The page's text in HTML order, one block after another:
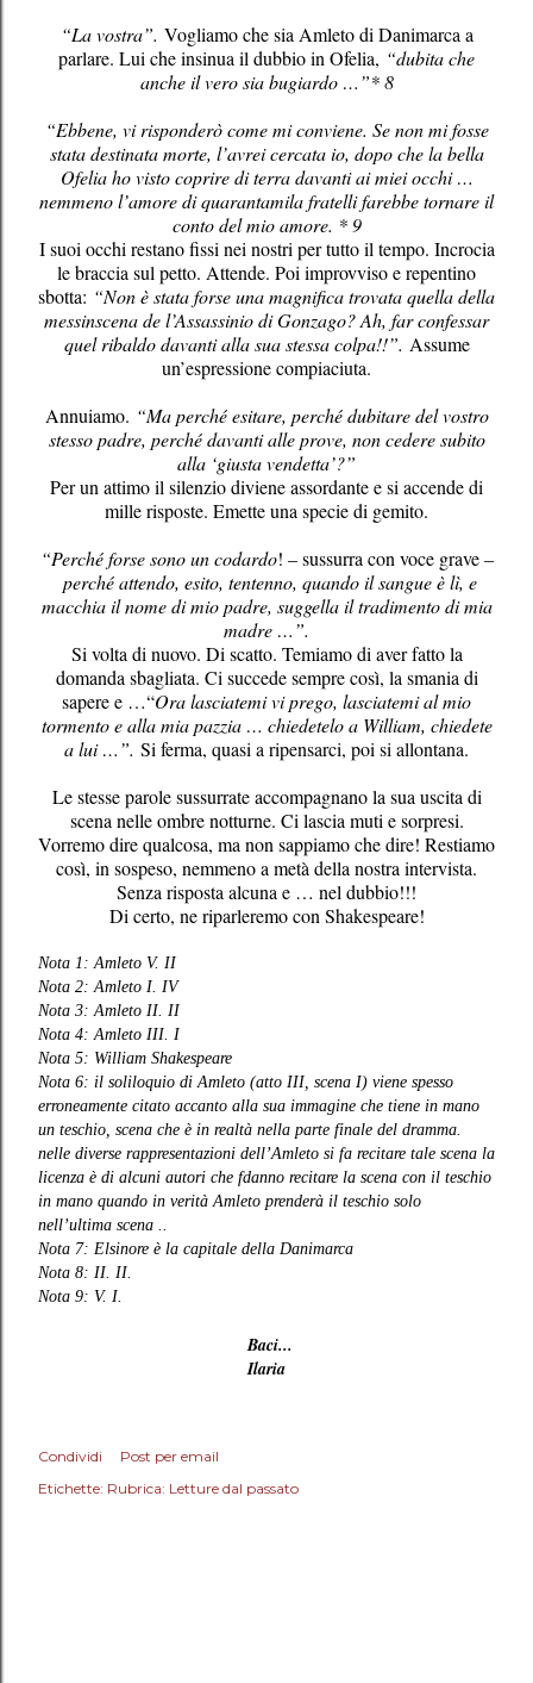
“La vostra”. Vogliamo che sia Amleto di Danimarca a
parlare. Lui che insinua il dubbio in Ofelia, “dubita che
anche il vero sia bugiardo …”* 8
“Ebbene, vi risponderò come mi conviene. Se non mi fosse
stata destinata morte, l’avrei cercata io, dopo che la bella
Ofelia ho visto coprire di terra davanti ai miei occhi …
nemmeno l’amore di quarantamila fratelli farebbe tornare il
conto del mio amore. * 9
I suoi occhi restano fissi nei nostri per tutto il tempo. Incrocia
le braccia sul petto. Attende. Poi improvviso e repentino
sbotta: “Non è stata forse una magnifica trovata quella della
messinscena de l’Assassinio di Gonzago? Ah, far confessar
quel ribaldo davanti alla sua stessa colpa!!”. Assume
un’espressione compiaciuta.
Annuiamo. “Ma perché esitare, perché dubitare del vostro
stesso padre, perché davanti alle prove, non cedere subito
alla ‘giusta vendetta’?”
Per un attimo il silenzio diviene assordante e si accende di
mille risposte. Emette una specie di gemito.
“Perché forse sono un codardo! – sussurra con voce grave –
perché attendo, esito, tentenno, quando il sangue è lì, e
macchia il nome di mio padre, suggella il tradimento di mia
madre …”.
Si volta di nuovo. Di scatto. Temiamo di aver fatto la
domanda sbagliata. Ci succede sempre così, la smania di
sapere e …“Ora lasciatemi vi prego, lasciatemi al mio
tormento e alla mia pazzia … chiedetelo a William, chiedete
a lui …”. Si ferma, quasi a ripensarci, poi si allontana.
Le stesse parole sussurrate accompagnano la sua uscita di
scena nelle ombre notturne. Ci lascia muti e sorpresi.
Vorremo dire qualcosa, ma non sappiamo che dire! Restiamo
così, in sospeso, nemmeno a metà della nostra intervista.
Senza risposta alcuna e … nel dubbio!!!
Di certo, ne riparleremo con Shakespeare!
Nota 1: Amleto V. II
Nota 2: Amleto I. IV
Nota 3: Amleto II. II
Nota 4: Amleto III. I
Nota 5: William Shakespeare
Nota 6: il soliloquio di Amleto (atto III, scena I) viene spesso
erroneamente citato accanto alla sua immagine che tiene in mano
un teschio, scena che è in realtà nella parte finale del dramma.
nelle diverse rappresentazioni dell’Amleto si fa recitare tale scena la
licenza è di alcuni autori che fdanno recitare la scena con il teschio
in mano quando in verità Amleto prenderà il teschio solo
nell’ultima scena ..
Nota 7: Elsinore è la capitale della Danimarca
Nota 8: II. II.
Nota 9: V. I.
Baci...
Ilaria
Condividi
Post per email
Etichette: Rubrica: Letture dal passato